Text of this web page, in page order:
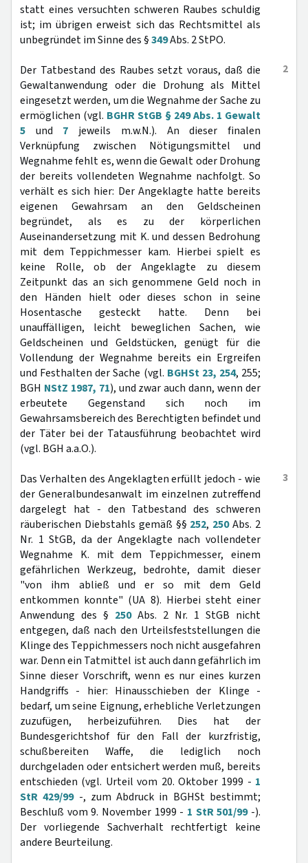
statt eines versuchten schweren Raubes schuldig
ist; im übrigen erweist sich das Rechtsmittel als
unbegründet im Sinne des §349Abs. 2 StPO.
2
Der Tatbestand des Raubes setzt voraus, daß die
Gewaltanwendung oder die Drohung als Mittel
eingesetzt werden, um die Wegnahme der Sache zu
ermöglichen (vgl. BGHR StGB § 249 Abs. 1 Gewalt
5 und 7 jeweils m.w.N.). An dieser finalen
Verknüpfung zwischen Nötigungsmittel und
Wegnahme fehlt es, wenn die Gewalt oder Drohung
der bereits vollendeten Wegnahme nachfolgt. So
verhält es sich hier: Der Angeklagte hatte bereits
eigenen Gewahrsam an den Geldscheinen
begründet, als es zu der körperlichen
Auseinandersetzung mit K. und dessen Bedrohung
mit dem Teppichmesser kam. Hierbei spielt es
keine Rolle, ob der Angeklagte zu diesem
Zeitpunkt das an sich genommene Geld noch in
den Händen hielt oder dieses schon in seine
Hosentasche gesteckt hatte. Denn bei
unauffälligen, leicht beweglichen Sachen, wie
Geldscheinen und Geldstücken, genügt für die
Vollendung der Wegnahme bereits ein Ergreifen
und Festhalten der Sache (vgl. BGHSt 23, 254, 255;
BGH NStZ 1987, 71), und zwar auch dann, wenn der
erbeutete Gegenstand sich noch im
Gewahrsamsbereich des Berechtigten befindet und
der Täter bei der Tatausführung beobachtet wird
(vgl. BGH a.a.O.).
3
Das Verhalten des Angeklagten erfüllt jedoch - wie
der Generalbundesanwalt im einzelnen zutreffend
dargelegt hat - den Tatbestand des schweren
räuberischen Diebstahls gemäß §§ 252, 250Abs. 2
Nr. 1 StGB, da der Angeklagte nach vollendeter
Wegnahme K. mit dem Teppichmesser, einem
gefährlichen Werkzeug, bedrohte, damit dieser
"von ihm abließ und er so mit dem Geld
entkommen konnte" (UA 8). Hierbei steht einer
Anwendung des § 250Abs. 2 Nr. 1 StGB nicht
entgegen, daß nach den Urteilsfeststellungen die
Klinge des Teppichmessers noch nicht ausgefahren
war. Denn ein Tatmittel ist auch dann gefährlich im
Sinne dieser Vorschrift, wenn es nur eines kurzen
Handgriffs - hier: Hinausschieben der Klinge -
bedarf, um seine Eignung, erhebliche Verletzungen
zuzufügen, herbeizuführen. Dies hat der
Bundesgerichtshof für den Fall der kurzfristig,
schußbereiten Waffe, die lediglich noch
durchgeladen oder entsichert werden muß, bereits
entschieden (vgl. Urteil vom 20. Oktober 1999 - 1
StR 429/99-, zum Abdruck in BGHSt bestimmt;
Beschluß vom 9. November 1999 - 1 StR 501/99-).
Der vorliegende Sachverhalt rechtfertigt keine
andere Beurteilung.